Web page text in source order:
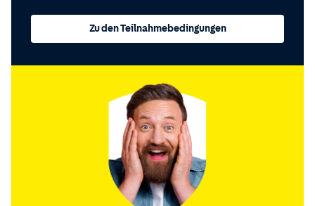
Zu den Teilnahmebedingungen